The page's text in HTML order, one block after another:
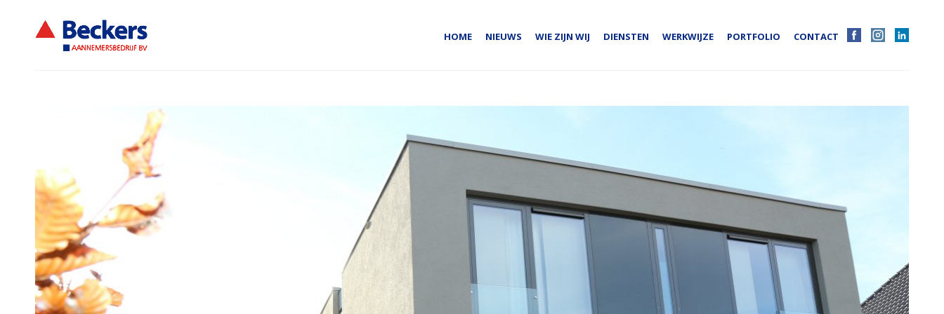
HOME NIEUWS WIE ZIJN WIJ DIENSTEN WERKWIJZE PORTFOLIO CONTACT